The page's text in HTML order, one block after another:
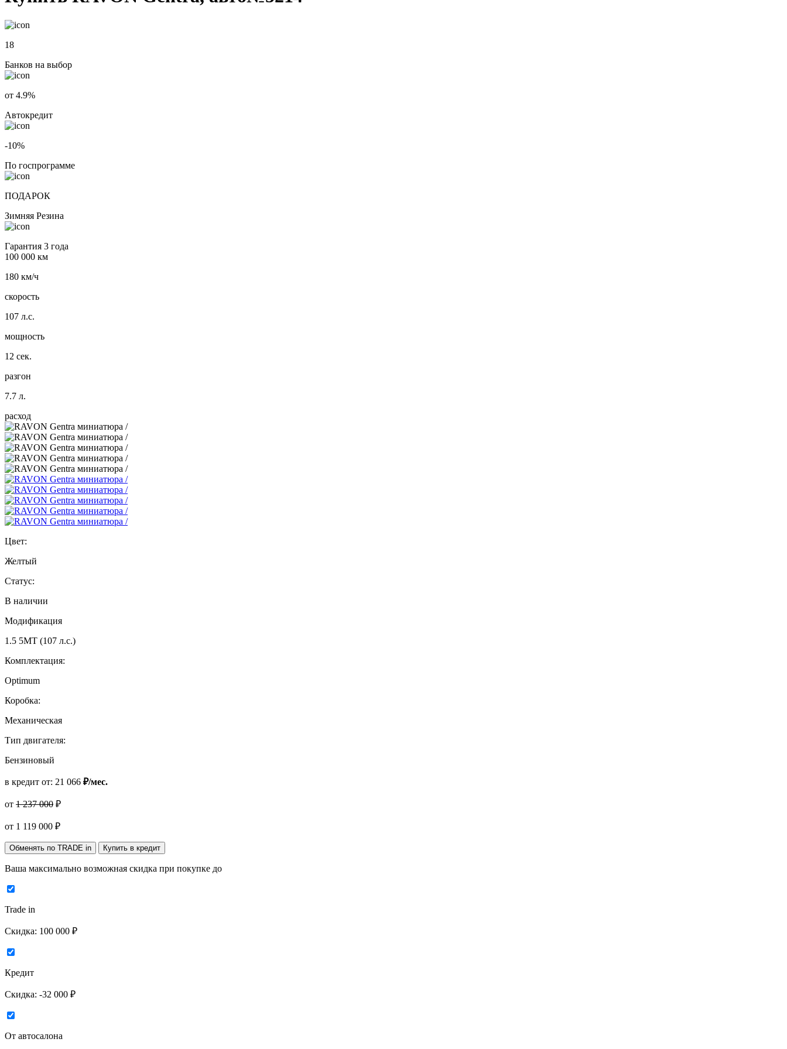
18
Банков на выбор
от 4.9%
Автокредит
-10%
По госпрограмме
ПОДАРОК
Зимняя Резина
Гарантия 3 года
100 000 км
180 км/ч
скорость
107 л.с.
мощность
12 сек.
разгон
7.7 л.
расход
Цвет:
Желтый
Статус:
В наличии
Модификация
1.5 5МТ (107 л.с.)
Комплектация:
Optimum
Коробка:
Механическая
Тип двигателя:
Бензиновый
в кредит от: 21 066 ₽/мес.
от 1 237 000 ₽
от 1 119 000 ₽
Обменять по TRADE in Купить в кредит
Ваша максимально возможная скидка при покупке до
Trade in
Скидка: 100 000 ₽
Кредит
Скидка: -32 000 ₽
От автосалона